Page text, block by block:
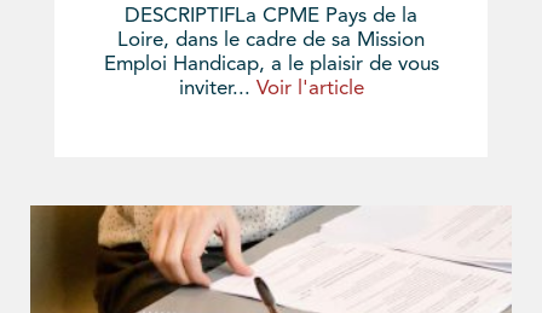
DESCRIPTIFLa CPME Pays de la
Loire, dans le cadre de sa Mission
Emploi Handicap, a le plaisir de vous
inviter... Voir l'article